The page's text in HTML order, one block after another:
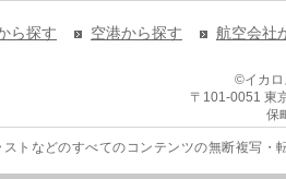
ら探す 空港から探す 航空会社
©イカ
〒101-0051 東
保
ストなどのすべてのコンテンツの無断複